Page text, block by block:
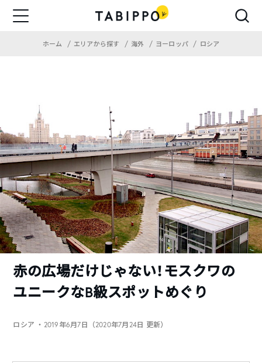
ホーム エリアから探す 海外 ヨーロッパ ロシア
赤の広場だけじゃない！モスクワの
ユニークなB級スポットめぐり
ロシア ・2019年6月7日（2020年7月24日 更新）